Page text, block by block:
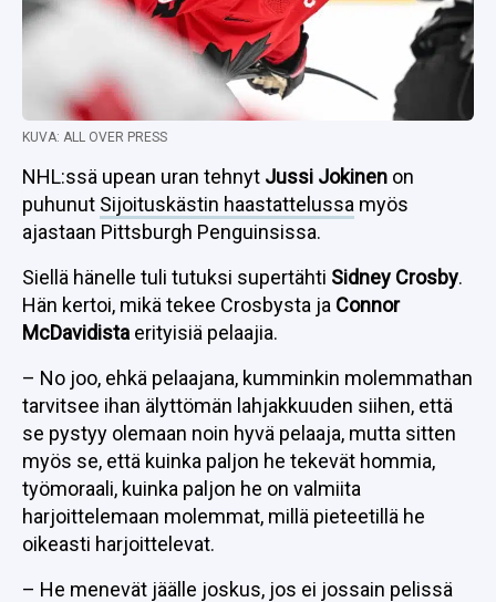
KUVA: ALL OVER PRESS
NHL:ssä upean uran tehnyt Jussi Jokinen on
puhunut Sijoituskästin haastattelussa myös
ajastaan Pittsburgh Penguinsissa.
Siellä hänelle tuli tutuksi supertähti Sidney Crosby.
Hän kertoi, mikä tekee Crosbysta ja Connor
McDavidista erityisiä pelaajia.
– No joo, ehkä pelaajana, kumminkin molemmathan
tarvitsee ihan älyttömän lahjakkuuden siihen, että
se pystyy olemaan noin hyvä pelaaja, mutta sitten
myös se, että kuinka paljon he tekevät hommia,
työmoraali, kuinka paljon he on valmiita
harjoittelemaan molemmat, millä pieteetillä he
oikeasti harjoittelevat.
– He menevät jäälle joskus, jos ei jossain pelissä